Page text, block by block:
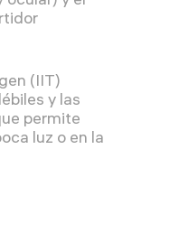
(IIT)
y las
permite
luz o en la